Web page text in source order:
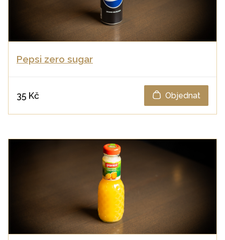
Pepsi zero sugar
35 Kč Objednat